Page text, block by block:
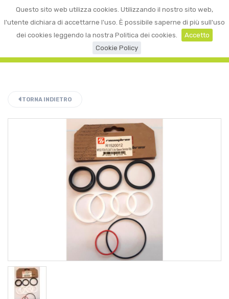
Questo sito web utilizza cookies. Utilizzando il nostro sito web,
l'utente dichiara di accettarne l'uso. È possibile saperne di più sull'uso
dei cookies leggendo la nostra Politica dei cookies.
Accetto
Cookie Policy
☰ 0
TORNA INDIETRO